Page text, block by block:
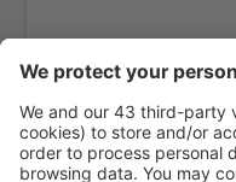
Glasgow
Gloucestershire
Guernsey (GCI)